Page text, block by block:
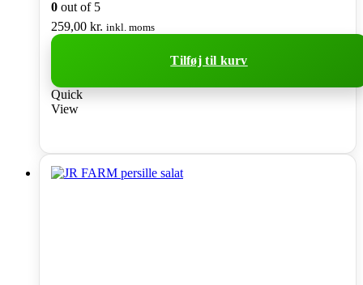
0 out of 5
259,00 kr. inkl. moms
Tilføj til kurv
Quick
View